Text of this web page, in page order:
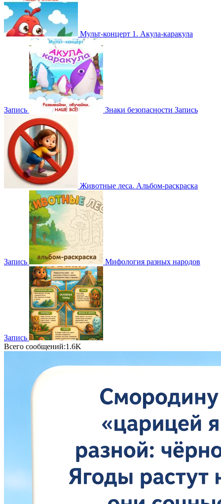
Мульт-концерт 1. Акула-каракула
Запись Знаки безопасности Запись
Животные леса. Альбом-раскраска
Запись Мифология разных народов
Запись
Всего сообщений:1.6K